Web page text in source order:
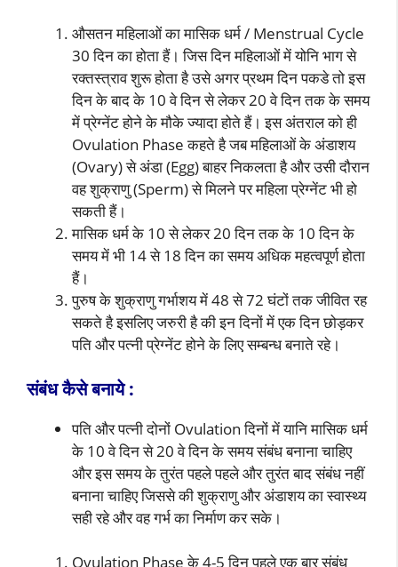
औसतन महिलाओं का मासिक धर्म / Menstrual Cycle
30 दिन का होता हैं। जिस दिन महिलाओं में योनि भाग से
रक्तस्त्राव शुरू होता है उसे अगर प्रथम दिन पकडे तो इस
दिन के बाद के 10 वे दिन से लेकर 20 वे दिन तक के समय
में प्रेग्नेंट होने के मौके ज्यादा होते हैं। इस अंतराल को ही
Ovulation Phase कहते है जब महिलाओं के अंडाशय
(Ovary) से अंडा (Egg) बाहर निकलता है और उसी दौरान
वह शुक्राणु (Sperm) से मिलने पर महिला प्रेग्नेंट भी हो
सकती हैं।
मासिक धर्म के 10 से लेकर 20 दिन तक के 10 दिन के
समय में भी 14 से 18 दिन का समय अधिक महत्वपूर्ण होता
हैं।
पुरुष के शुक्राणु गर्भाशय में 48 से 72 घंटों तक जीवित रह
सकते है इसलिए जरुरी है की इन दिनों में एक दिन छोड़कर
पति और पत्नी प्रेग्नेंट होने के लिए सम्बन्ध बनाते रहे।
संबंध कैसे बनाये :
पति और पत्नी दोनों Ovulation दिनों में यानि मासिक धर्म
के 10 वे दिन से 20 वे दिन के समय संबंध बनाना चाहिए
और इस समय के तुरंत पहले पहले और तुरंत बाद संबंध नहीं
बनाना चाहिए जिससे की शुक्राणु और अंडाशय का स्वास्थ्य
सही रहे और वह गर्भ का निर्माण कर सके।
Ovulation Phase के 4-5 दिन पहले एक बार संबंध